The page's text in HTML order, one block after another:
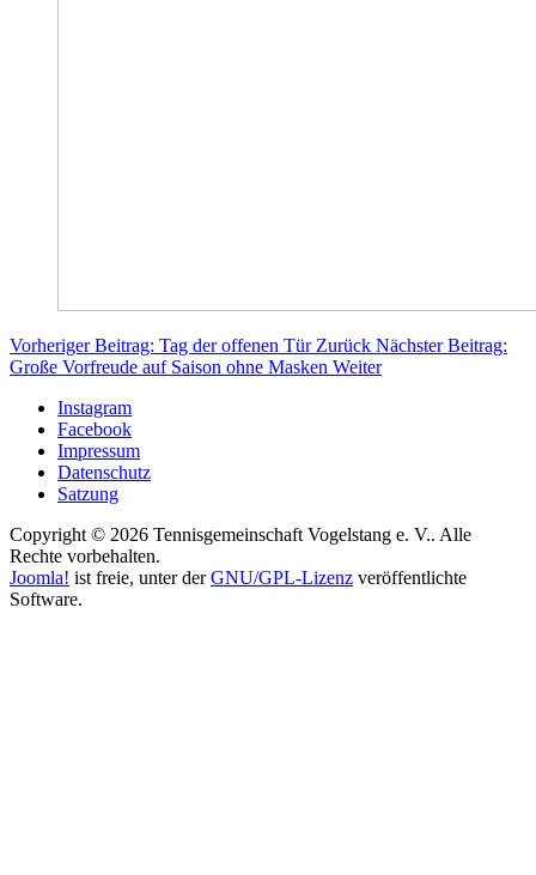
Vorheriger Beitrag: Tag der offenen Tür Zurück Nächster Beitrag:
Große Vorfreude auf Saison ohne Masken Weiter
Instagram
Facebook
Impressum
Datenschutz
Satzung
Copyright © 2026 Tennisgemeinschaft Vogelstang e. V.. Alle
Rechte vorbehalten.
Joomla! ist freie, unter derGNU/GPL-Lizenz veröffentlichte
Software.